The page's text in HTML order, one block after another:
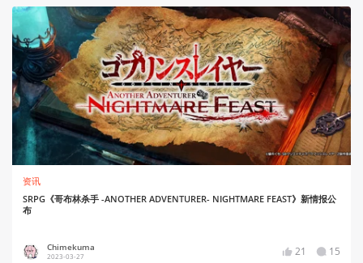
资讯
SRPG《哥布林杀手 -ANOTHER ADVENTURER- NIGHTMARE FEAST》新情报公
布
Chimekuma
2023-03-27 21 15